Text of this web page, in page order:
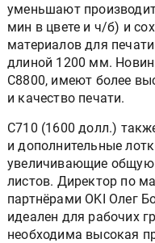
уменьшают
мин в цвете и ч/б) и
материалов для
длиной 1200 мм.
C8800, имеют более
и качество печати.
C710 (1600 долл.)
и дополнительные
увеличивающие общую
листов. Директор по
партнёрами OKI Олег
идеален для рабочих
необходима высокая